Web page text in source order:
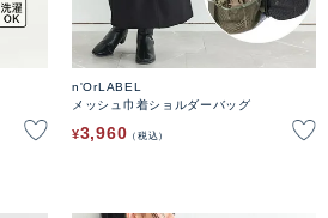
n'OrLABEL
メッシュ巾着ショルダーバッグ
¥3,960 税込